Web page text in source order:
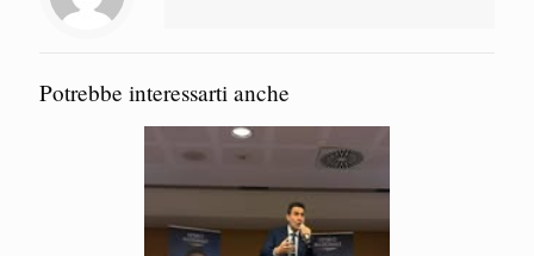
Potrebbe interessarti anche